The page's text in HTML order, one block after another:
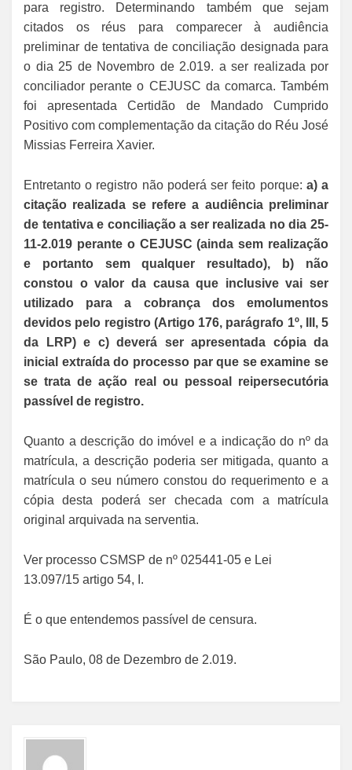
para registro. Determinando também que sejam
citados os réus para comparecer à audiência
preliminar de tentativa de conciliação designada para
o dia 25 de Novembro de 2.019. a ser realizada por
conciliador perante o CEJUSC da comarca. Também
foi apresentada Certidão de Mandado Cumprido
Positivo com complementação da citação do Réu José
Missias Ferreira Xavier.
Entretanto o registro não poderá ser feito porque: a) a
citação realizada se refere a audiência preliminar
de tentativa e conciliação a ser realizada no dia 25-
11-2.019 perante o CEJUSC (ainda sem realização
e portanto sem qualquer resultado), b) não
constou o valor da causa que inclusive vai ser
utilizado para a cobrança dos emolumentos
devidos pelo registro (Artigo 176, parágrafo 1º, III, 5
da LRP) e c) deverá ser apresentada cópia da
inicial extraída do processo par que se examine se
se trata de ação real ou pessoal reipersecutória
passível de registro.
Quanto a descrição do imóvel e a indicação do nº da
matrícula, a descrição poderia ser mitigada, quanto a
matrícula o seu número constou do requerimento e a
cópia desta poderá ser checada com a matrícula
original arquivada na serventia.
Ver processo CSMSP de nº 025441-05 e Lei
13.097/15 artigo 54, I.
É o que entendemos passível de censura.
São Paulo, 08 de Dezembro de 2.019.